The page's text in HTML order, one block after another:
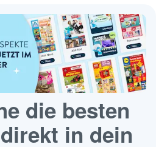
die besten
in dein